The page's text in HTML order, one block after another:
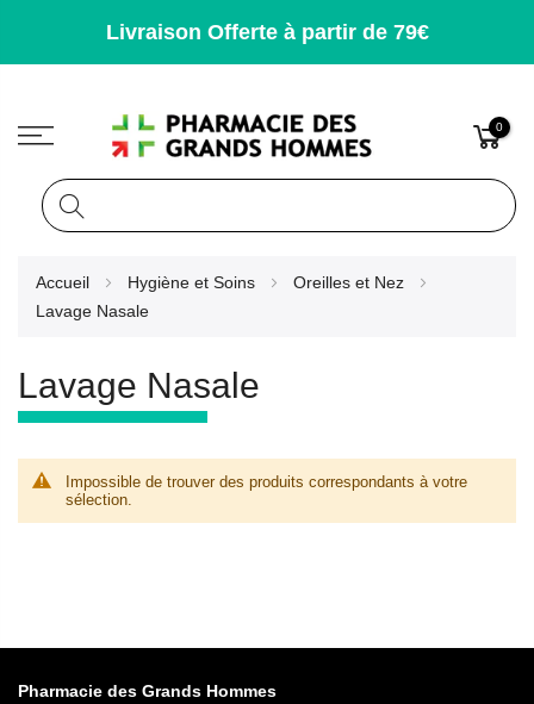
Livraison Offerte à partir de 79€
0
contenu
Accueil Hygiène et Soins
Oreilles et Nez
Lavage Nasale
Lavage Nasale
Impossible de trouver des produits correspondants à votre
sélection.
Pharmacie des Grands Hommes